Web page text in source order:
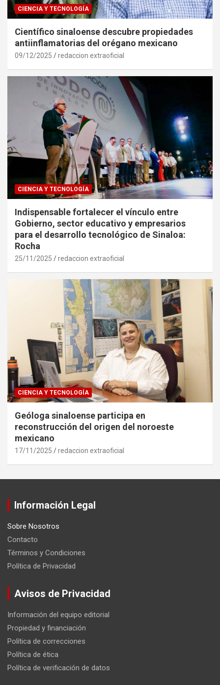
CIENCIA Y TECNOLOGÍA
Científico sinaloense descubre propiedades
antiinflamatorias del orégano mexicano
09/12/2025 redaccion extraoficial
CIENCIA Y TECNOLOGÍA
Indispensable fortalecer el vínculo entre
Gobierno, sector educativo y empresarios
para el desarrollo tecnológico de Sinaloa:
Rocha
25/11/2025 redaccion extraoficial
CIENCIA Y TECNOLOGÍA
Geóloga sinaloense participa en
reconstrucción del origen del noroeste
mexicano
17/11/2025 redaccion extraoficial
Información Legal
Sobre Nosotros
Contacto
Términos y Condiciones
Política de Privacidad
Avisos de Privacidad
Información del equipo editorial
Propiedad y financiación
Política de correcciones
Política de ética
Política de verificación de datos